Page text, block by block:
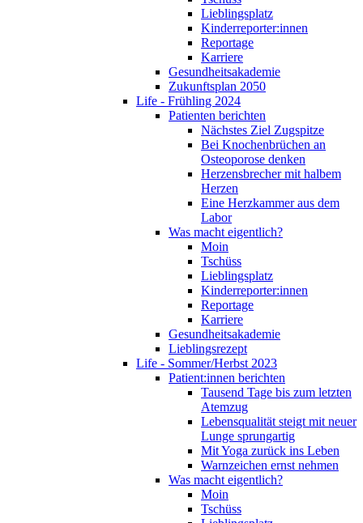
Lieblingsplatz
Kinderreporter:innen
Reportage
Karriere
Gesundheitsakademie
Zukunftsplan 2050
Life - Frühling 2024
Patienten berichten
Nächstes Ziel Zugspitze
Bei Knochenbrüchen an
Osteoporose denken
Herzensbrecher mit halbem
Herzen
Eine Herzkammer aus dem
Labor
Was macht eigentlich?
Moin
Tschüss
Lieblingsplatz
Kinderreporter:innen
Reportage
Karriere
Gesundheitsakademie
Lieblingsrezept
Life - Sommer/Herbst 2023
Patient:innen berichten
Tausend Tage bis zum letzten
Atemzug
Lebensqualität steigt mit neuer
Lunge sprungartig
Mit Yoga zurück ins Leben
Warnzeichen ernst nehmen
Was macht eigentlich?
Moin
Tschüss